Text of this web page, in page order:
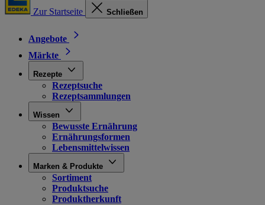
Zur Startseite Schließen
Angebote
Märkte
Rezepte
Rezeptsuche
Rezeptsammlungen
Wissen
Bewusste Ernährung
Ernährungsformen
Lebensmittelwissen
Marken & Produkte
Sortiment
Produktsuche
Produktherkunft